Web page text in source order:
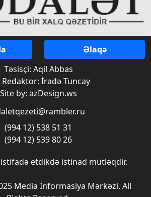
Əlaqə
Təsisçi: Aqil Abbas
Redaktor: İradə Tuncay
Site by: azDesign.ws
(994 12) 538 51 31
(994 12) 539 80 26
etdikdə istinad mütləqdir.
Media İnformasiya Mərkəzi. All